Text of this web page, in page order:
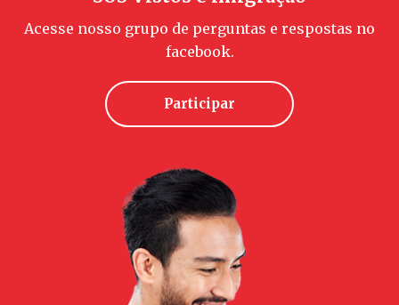
Acesse nosso grupo de perguntas e respostas no
facebook.
Participar